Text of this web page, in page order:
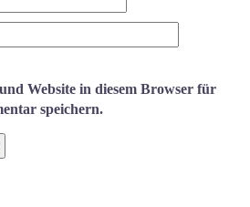
Website in diesem Browser für
speichern.